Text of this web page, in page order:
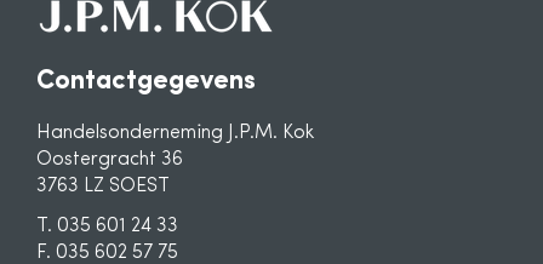
Contactgegevens
Handelsonderneming J.P.M. Kok
Oostergracht 36
3763 LZ SOEST
T. 035 601 24 33
F. 035 602 57 75